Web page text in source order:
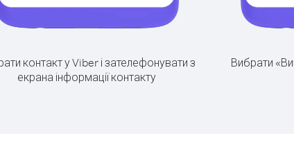
контакт у Viber і зателефонувати з
екрана інформації контакту
Вибрати